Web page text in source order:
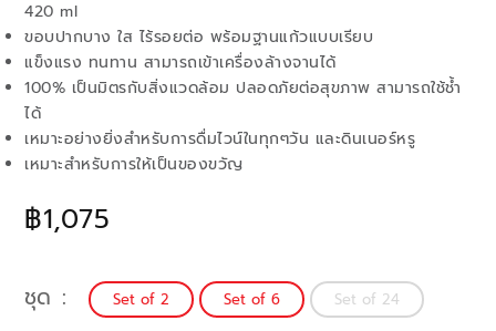
฿1,075
420 ml
ขอบปากบาง ใส ไร้รอยต่อ พร้อมฐานแก้วแบบเรียบ
แข็งแรง ทนทาน สามารถเข้าเครื่องล้างจานได้
100% เป็นมิตรกับสิ่งแวดล้อม ปลอดภัยต่อสุขภาพ สามารถใช้ช้ำ
ได้
เหมาะอย่างยิ่งสำหรับการดื่มไวน์ในทุกๆวัน และดินเนอร์หรู
เหมาะสำหรับการให้เป็นของขวัญ
ชุด Set of 2 Set of 6 Set of 24